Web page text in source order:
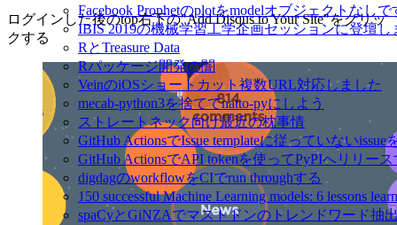
Facebook Prophetのplotをmodelオブジェクトなしで
IBIS 2019の機械学習工学企画セッションに登壇し
RとTreasure Data
Rパッケージ開発の闇
VeinのiOSショートカット複数URL対応しました
mecab-python3を捨ててnatto-pyにしよう
ストレートネック向け最近の枕事情
GitHub ActionsでIssue templateに従っていないissue
GitHub ActionsでAPI tokenを使ってPyPIへリリー
digdagのworkflowをCIでrun throughする
150 successful Machine Learning models: 6 lessons
spaCyとGiNZAでマストドンのトレンドワード抽
ログインした後のtop右下の"Add Disqus to Your Site"をクリッ
クする